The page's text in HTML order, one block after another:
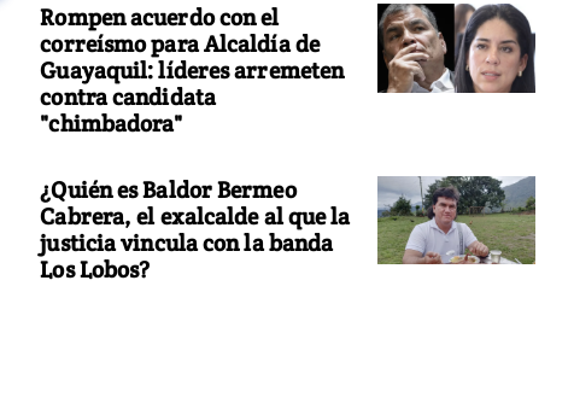
Rompen acuerdo con el
correísmo para Alcaldía de
Guayaquil: líderes arremeten
contra candidata
"chimbadora"
¿Quién es Baldor Bermeo
Cabrera, el exalcalde al que la
justicia vincula con la banda
Los Lobos?